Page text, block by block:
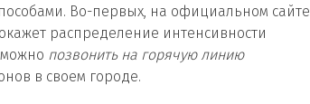
Во-первых, на официальном сайте
распределение интенсивности
позвонить на горячую линию
в своем городе.